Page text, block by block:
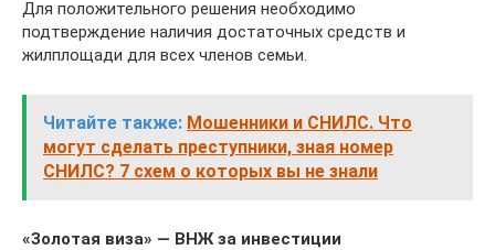
Для положительного решения необходимо
подтверждение наличия достаточных средств и
жилплощади для всех членов семьи.
Читайте также: Мошенники и СНИЛС. Что
могут сделать преступники, зная номер
СНИЛС? 7 схем о которых вы не знали
«Золотая виза» — ВНЖ за инвестиции